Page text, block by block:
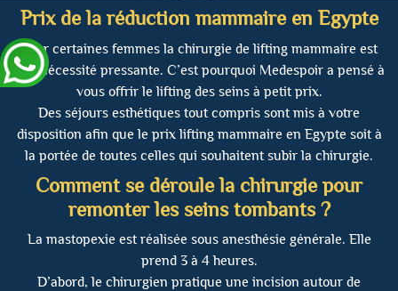
Prix de la réduction mammaire en Egypte
Pour certaines femmes la chirurgie de lifting mammaire est
une nécessité pressante. C’est pourquoi Medespoir a pensé à
vous offrir le lifting des seins à petit prix.
Des séjours esthétiques tout compris sont mis à votre
disposition afin que le prix lifting mammaire en Egypte soit à
la portée de toutes celles qui souhaitent subir la chirurgie.
Comment se déroule la chirurgie pour
remonter les seins tombants ?
La mastopexie est réalisée sous anesthésie générale. Elle
prend 3 à 4 heures.
D’abord, le chirurgien pratique une incision autour de